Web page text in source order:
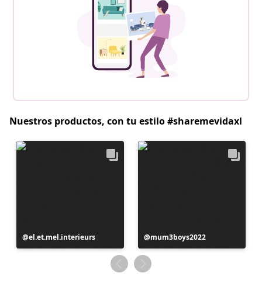
Nuestros productos, con tu estilo #sharemevidaxl
Publicación
realizada
el.et.mel.interieurs
Publicación
realizada
por
mum3boys2022